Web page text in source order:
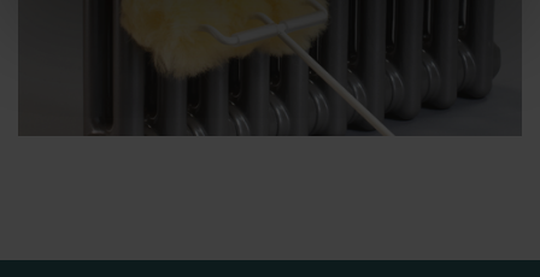
selbstverständlich über einen Link in der Datenschutzerklärung
Datenschutzerklärung der Zehnder Group
Zehnder Group AG: Data Privacy